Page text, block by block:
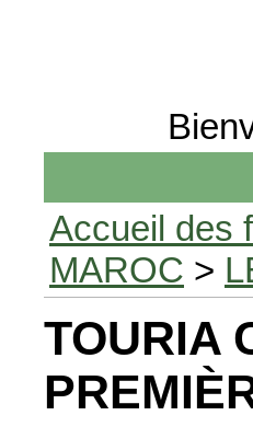
Accueil des
MAROC >
TOURIA